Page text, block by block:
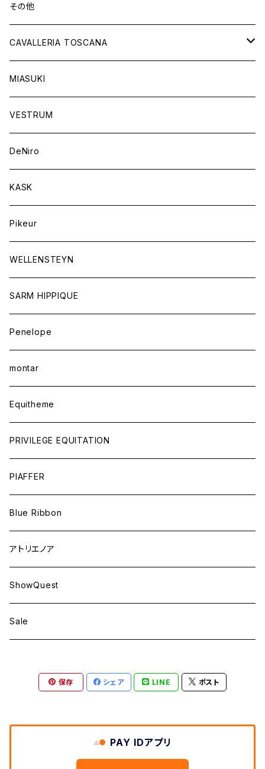
ショートブーツ
チャップス
グローブ
ソックス
キャップ
アスコットタイ
バッグ
ネクタイ
スカーフ
ジュエリー
サドルパッド
イヤーネット
バンデージ
ラグ
その他
CAVALLERIA TOSCANA
レディス
競技用ジャケット
キュロット
メンズ
競技用ジャケット
キュロット
MIASUKI
VESTRUM
DeNiro
KASK
Pikeur
WELLENSTEYN
SARM HIPPIQUE
Penelope
montar
Equitheme
PRIVILEGE EQUITATION
PIAFFER
Blue Ribbon
アトリエノア
ShowQuest
Sale
保存 シェア LINE ポスト
PAY IDアプリ